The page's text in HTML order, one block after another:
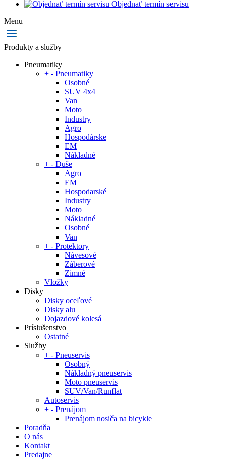
Objednať termín servisu
Menu
Produkty a služby
Pneumatiky
+ - Pneumatiky
Osobné
SUV 4x4
Van
Moto
Industry
Agro
Hospodárske
EM
Nákladné
+ - Duše
Agro
EM
Hospodarské
Industry
Moto
Nákladné
Osobné
Van
+ - Protektory
Návesové
Záberové
Zimné
Vložky
Disky
Disky oceľové
Disky alu
Dojazdové kolesá
Príslušenstvo
Ostatné
Služby
+ - Pneuservis
Osobný
Nákladný pneuservis
Moto pneuservis
SUV/Van/Runflat
Autoservis
+ - Prenájom
Prenájom nosiča na bicykle
Poradňa
O nás
Kontakt
Predajne